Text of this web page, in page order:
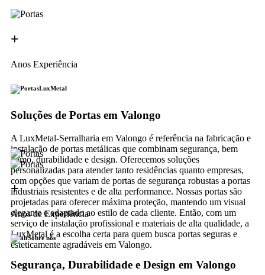
+
Anos Experiência
LuxMetal
Soluções de Portas em Valongo
A LuxMetal-Serralharia em Valongo é referência na fabricação e
instalação de portas metálicas que combinam segurança, bem
como, durabilidade e design. Oferecemos soluções
personalizadas para atender tanto residências quanto empresas,
com opções que variam de portas de segurança robustas a portas
industriais resistentes e de alta performance. Nossas portas são
projetadas para oferecer máxima proteção, mantendo um visual
elegante e adaptado ao estilo de cada cliente. Então, com um
serviço de instalação profissional e materiais de alta qualidade, a
LuxMetal é a escolha certa para quem busca portas seguras e
esteticamente agradáveis em Valongo.
+
Anos de Experiência
Sobre nós
Segurança, Durabilidade e Design em Valongo